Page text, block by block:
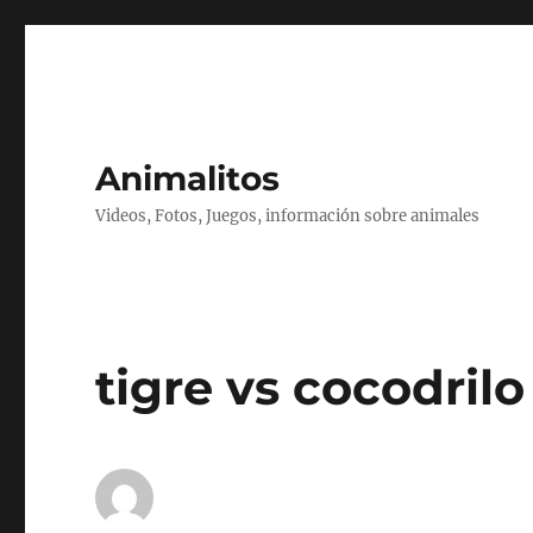
Animalitos
Videos, Fotos, Juegos, información sobre animales
tigre vs cocodrilo